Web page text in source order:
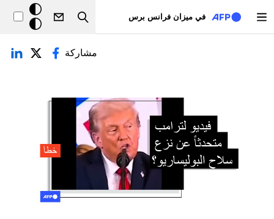
في ميزان فرانس برس
Search
خلفيّة
داكنة
التبويبات الأساسية
مشاركة